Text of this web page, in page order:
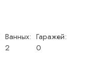
Ванных:
2
Гаражей:
0